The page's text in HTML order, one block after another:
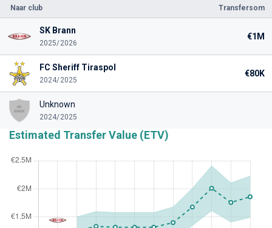
Naar club Transfersom
SK Brann
2025/2026
€1M
FC Sheriff Tiraspol
2024/2025
€80K
Unknown
2024/2025
Estimated Transfer Value (ETV)